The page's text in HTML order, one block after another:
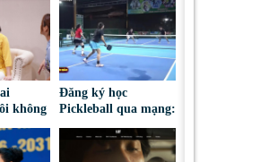
không
đã
Đăng ký học
Pickleball qua mạng:
đoạt tài sản